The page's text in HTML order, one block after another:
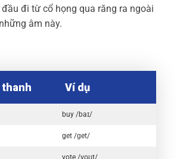
đi từ cổ họng qua răng ra ngoài
âm này.
thanh Ví dụ
buy /baɪ/
get /ɡet/
vote /voʊt/